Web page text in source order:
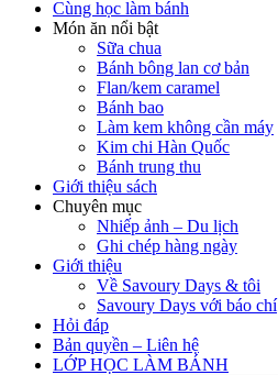
Cùng học làm bánh
Món ăn nổi bật
Sữa chua
Bánh bông lan cơ bản
Flan/kem caramel
Bánh bao
Làm kem không cần máy
Kim chi Hàn Quốc
Bánh trung thu
Giới thiệu sách
Chuyên mục
Nhiếp ảnh – Du lịch
Ghi chép hàng ngày
Giới thiệu
Về Savoury Days & tôi
Savoury Days với báo chí
Hỏi đáp
Bản quyền – Liên hệ
LỚP HỌC LÀM BÁNH